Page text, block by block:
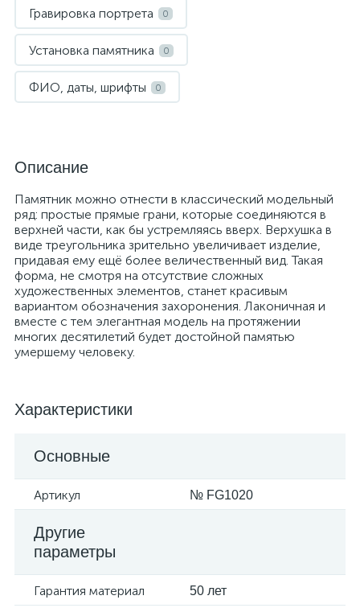
Гравировка портрета 0
Установка памятника 0
ФИО, даты, шрифты 0
Описание
Памятник можно отнести в классический модельный
ряд: простые прямые грани, которые соединяются в
верхней части, как бы устремляясь вверх. Верхушка в
виде треугольника зрительно увеличивает изделие,
придавая ему ещё более величественный вид. Такая
форма, не смотря на отсутствие сложных
художественных элементов, станет красивым
вариантом обозначения захоронения. Лаконичная и
вместе с тем элегантная модель на протяжении
многих десятилетий будет достойной памятью
умершему человеку.
Характеристики
Основные
Артикул № FG1020
Другие
параметры
Гарантия материал 50 лет